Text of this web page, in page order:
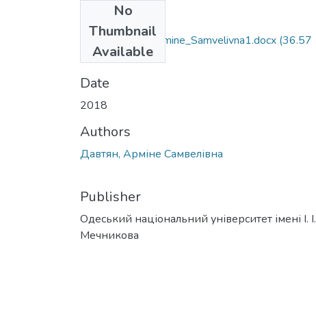
No
Thumbnail
Available
091_Davtyan_Armine_Samvelivna1.docx (36.57
KB)
Date
2018
Authors
Давтян, Арміне Самвелівна
Publisher
Одеський національний університет імені І. І.
Мечникова